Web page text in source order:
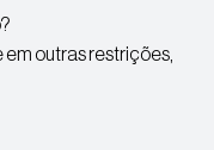
em outras restrições,